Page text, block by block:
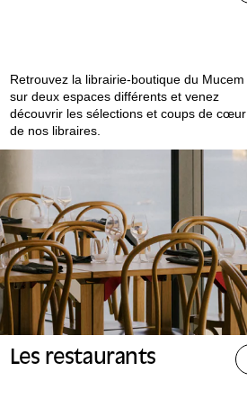
Retrouvez la librairie-boutique du Mucem
sur deux espaces différents et venez
découvrir les sélections et coups de cœur
de nos libraires.
Les restaurants